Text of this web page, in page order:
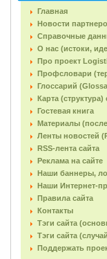
Главная
Новости
Справочные
О нас (истоки,
Про проект
Профсловари
Глоссарий
Карта (структура)
Гостевая книга
Материалы
Ленты новостей
RSS-лента сайта
Реклама на сайте
Наши баннеры,
Наши Интернет-
Правила сайта
Контакты
Тэги сайта
Тэги сайта
Поддержать